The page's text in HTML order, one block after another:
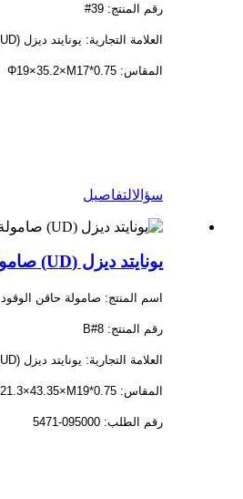
رقم المنتج: 39#
العلامة التجارية: يونايتد ديزل (UD)
المقاس: Φ19×35.2×M17*0.75
سؤالالتفاصيل
يونايتد ديزل (UD) صامولة الحقن 8#B
اسم المنتج: صامولة حاقن الوقود
رقم المنتج: 8#B
العلامة التجارية: يونايتد ديزل (UD)
المقاس: Φ21.3×43.35×M19*0.75
رقم الطلب: 095000-5471